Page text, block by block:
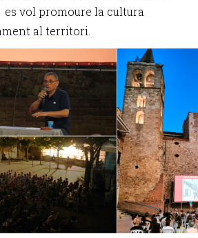
vol promoure la cultura
al territori.